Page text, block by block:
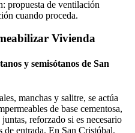
propuesta de ventilación
cuando proceda.
Vivienda
y semisótanos de San
manchas y salitre, se actúa
de base cementosa,
reforzado si es necesario
de entrada. En San Cristóbal,